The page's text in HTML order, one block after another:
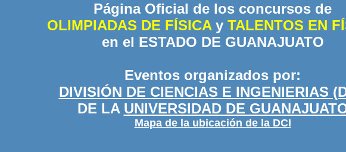
Página Oficial de los concursos de
OLIMPIADAS DE FÍSICAy TALENTOS EN
en el ESTADO DE GUANAJUATO
Eventos organizados por:
DIVISIÓN DE CIENCIAS E INGENIERIAS
DE LA UNIVERSIDAD DE
Mapa de la ubicación de la DCI